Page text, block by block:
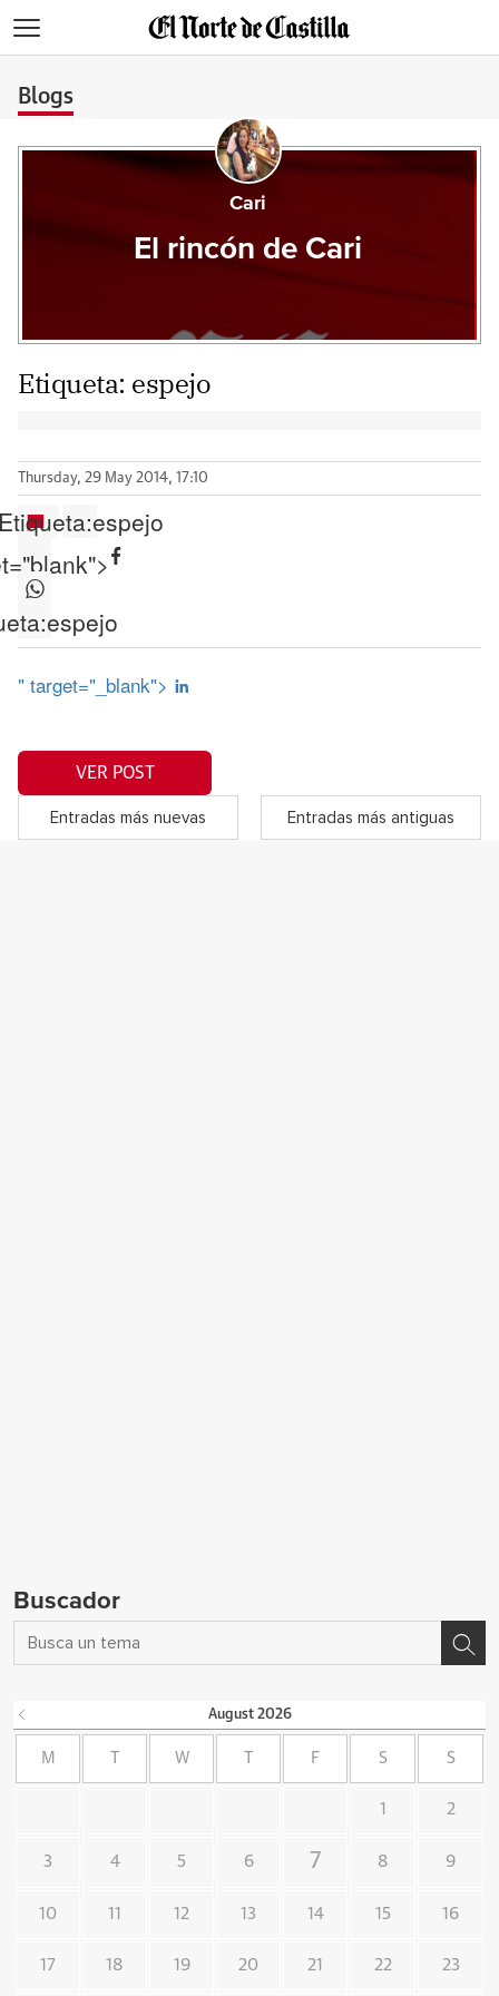
Blogs
Cari
El rincón de Cari
Etiqueta: espejo
Thursday, 29 May 2014, 17:10
espejo
espejo
" target="_blank">
VER POST
Entradas más nuevas Entradas más antiguas
Buscador
August 2026
M W F S S
1 2
3 4 5 6 7 8 9
10 11 12 13 14 15 16
17 18 19 20 21 22 23